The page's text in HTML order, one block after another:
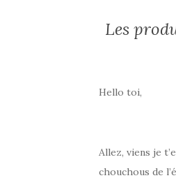
Les
Hello toi,
Allez, viens je
chouchous de